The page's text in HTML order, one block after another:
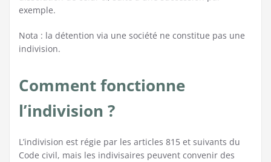
exemple.
Nota : la détention via une société ne constitue pas une
indivision.
Comment fonctionne
l’indivision ?
L’indivision est régie par les articles 815 et suivants du
Code civil, mais les indivisaires peuvent convenir des